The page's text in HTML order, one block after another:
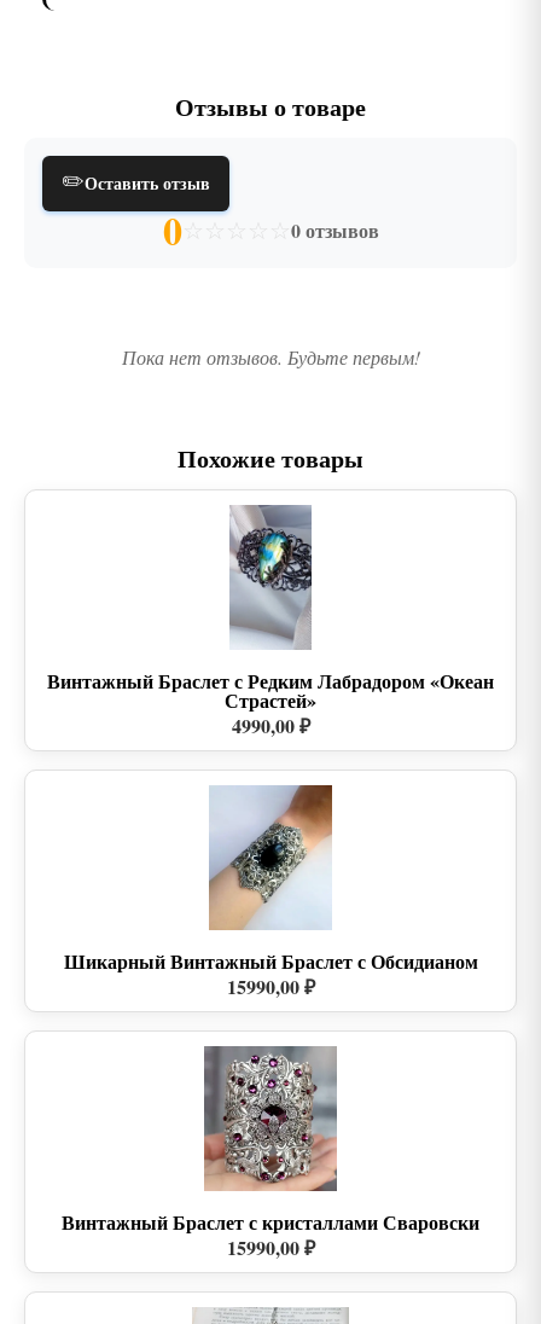
Отзывы о товаре
✏️Оставить отзыв
0☆ ☆ ☆ ☆ ☆ 0 отзывов
Пока нет отзывов. Будьте первым!
Похожие товары
Винтажный Браслет с Редким Лабрадором «Океан
Страстей»
4990,00 ₽
Шикарный Винтажный Браслет с Обсидианом
15990,00 ₽
Винтажный Браслет с кристаллами Сваровски
15990,00 ₽